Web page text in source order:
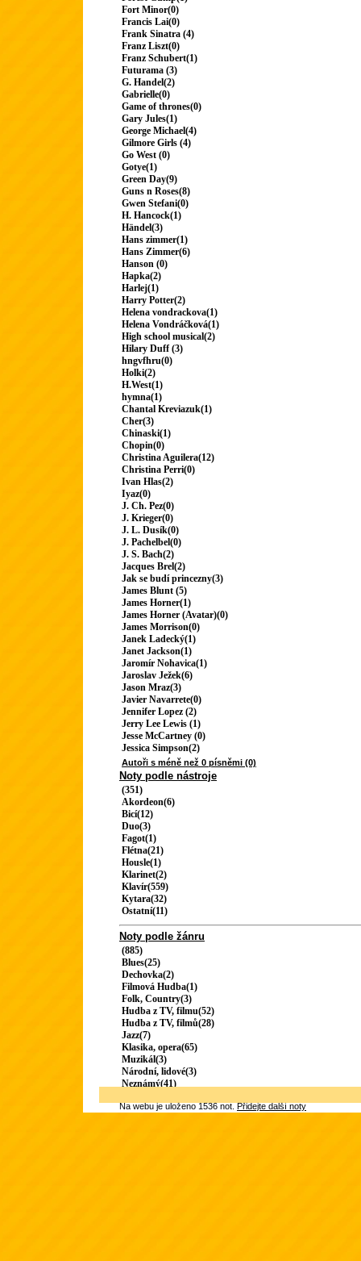
Fort Minor(0)
Francis Lai(0)
Frank Sinatra (4)
Franz Liszt(0)
Franz Schubert(1)
Futurama (3)
G. Handel(2)
Gabrielle(0)
Game of thrones(0)
Gary Jules(1)
George Michael(4)
Gilmore Girls (4)
Go West (0)
Gotye(1)
Green Day(9)
Guns n Roses(8)
Gwen Stefani(0)
H. Hancock(1)
Händel(3)
Hans zimmer(1)
Hans Zimmer(6)
Hanson (0)
Hapka(2)
Harlej(1)
Harry Potter(2)
Helena vondrackova(1)
Helena Vondráčková(1)
High school musical(2)
Hilary Duff (3)
hngvfhru(0)
Holki(2)
H.West(1)
hymna(1)
Chantal Kreviazuk(1)
Cher(3)
Chinaski(1)
Chopin(0)
Christina Aguilera(12)
Christina Perri(0)
Ivan Hlas(2)
Iyaz(0)
J. Ch. Pez(0)
J. Krieger(0)
J. L. Dusík(0)
J. Pachelbel(0)
J. S. Bach(2)
Jacques Brel(2)
Jak se budí princezny(3)
James Blunt (5)
James Horner(1)
James Horner (Avatar)(0)
James Morrison(0)
Janek Ladecký(1)
Janet Jackson(1)
Jaromír Nohavica(1)
Jaroslav Ježek(6)
Jason Mraz(3)
Javier Navarrete(0)
Jennifer Lopez (2)
Jerry Lee Lewis (1)
Jesse McCartney (0)
Jessica Simpson(2)
Autoři s méně než 0 písněmi (0)
Noty podle nástroje
(351)
Akordeon(6)
Bicí(12)
Duo(3)
Fagot(1)
Flétna(21)
Housle(1)
Klarinet(2)
Klavír(559)
Kytara(32)
Ostatní(11)
Noty podle žánru
(885)
Blues(25)
Dechovka(2)
Filmová Hudba(1)
Folk, Country(3)
Hudba z TV, filmu(52)
Hudba z TV, filmů(28)
Jazz(7)
Klasika, opera(65)
Muzikál(3)
Národní, lidové(3)
Neznámý(41)
Na webu je uloženo 1536 not.Přidejte další noty